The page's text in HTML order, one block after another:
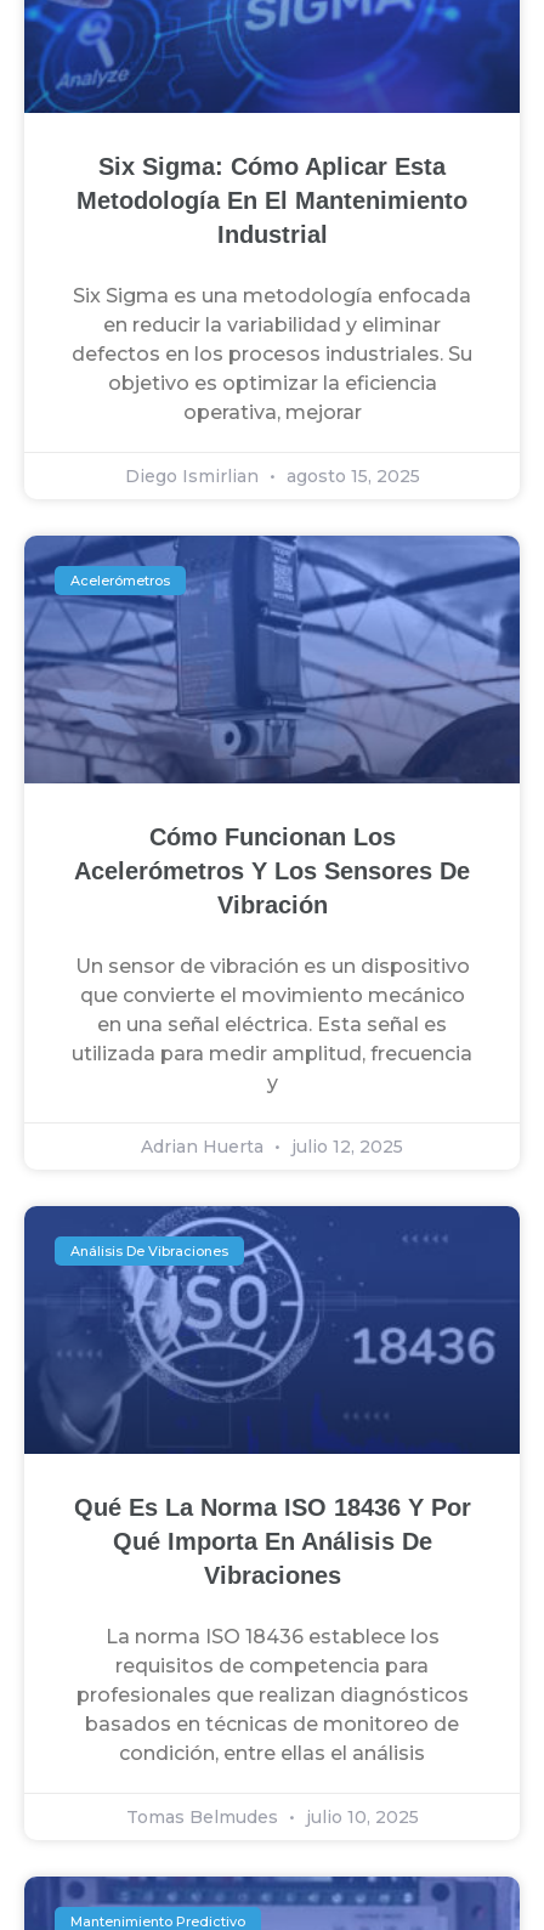
Six Sigma: Cómo Aplicar Esta
Metodología En El Mantenimiento
Industrial
Six Sigma es una metodología enfocada
en reducir la variabilidad y eliminar
defectos en los procesos industriales. Su
objetivo es optimizar la eficiencia
operativa, mejorar
Diego Ismirlian agosto 15, 2025
Acelerómetros
Cómo Funcionan Los
Acelerómetros Y Los Sensores De
Vibración
Un sensor de vibración es un dispositivo
que convierte el movimiento mecánico
en una señal eléctrica. Esta señal es
utilizada para medir amplitud, frecuencia
y
Adrian Huerta julio 12, 2025
Análisis De Vibraciones
Qué Es La Norma ISO 18436 Y Por
Qué Importa En Análisis De
Vibraciones
La norma ISO 18436 establece los
requisitos de competencia para
profesionales que realizan diagnósticos
basados en técnicas de monitoreo de
condición, entre ellas el análisis
Tomas Belmudes julio 10, 2025
Mantenimiento Predictivo